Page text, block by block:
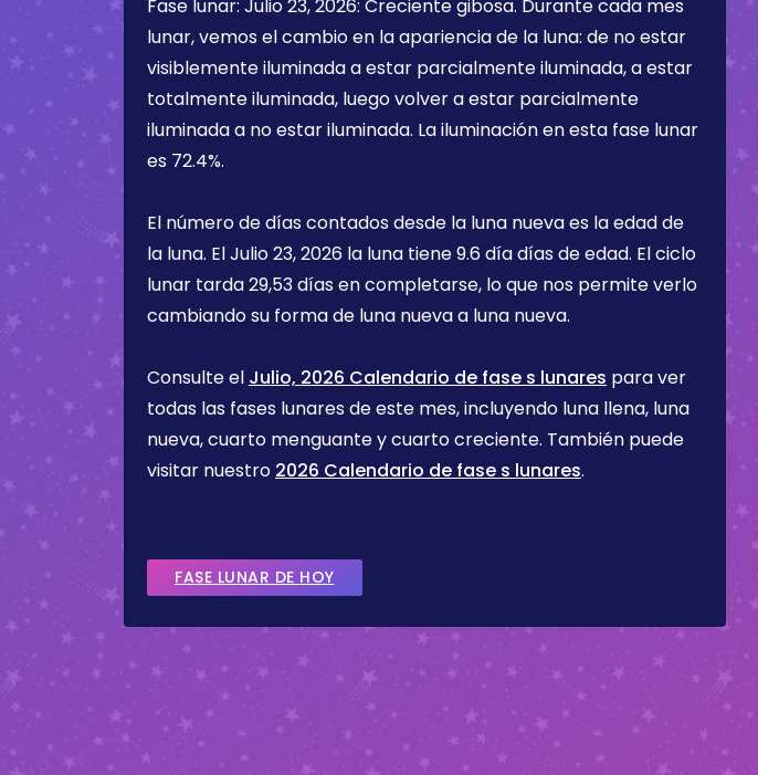
Fase lunar: Julio 23, 2026: Creciente gibosa. Durante cada mes
lunar, vemos el cambio en la apariencia de la luna: de no estar
visiblemente iluminada a estar parcialmente iluminada, a estar
totalmente iluminada, luego volver a estar parcialmente
iluminada a no estar iluminada. La iluminación en esta fase lunar
es 72.4%.
El número de días contados desde la luna nueva es la edad de
la luna. ElJulio 23, 2026 la luna tiene9.6 díadías de edad. El ciclo
lunar tarda 29,53 días en completarse, lo que nos permite verlo
cambiando su forma de luna nueva a luna nueva.
Consulte el Julio, 2026 Calendario de fase s lunares para ver
todas las fases lunares de este mes, incluyendo luna llena, luna
nueva, cuarto menguante y cuarto creciente. También puede
visitar nuestro 2026 Calendario de fase s lunares.
FASE LUNAR DE HOY